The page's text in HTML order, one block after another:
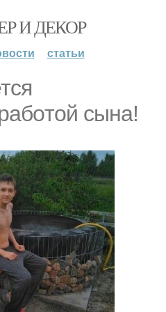
И ДЕКОР
статьи
сына!